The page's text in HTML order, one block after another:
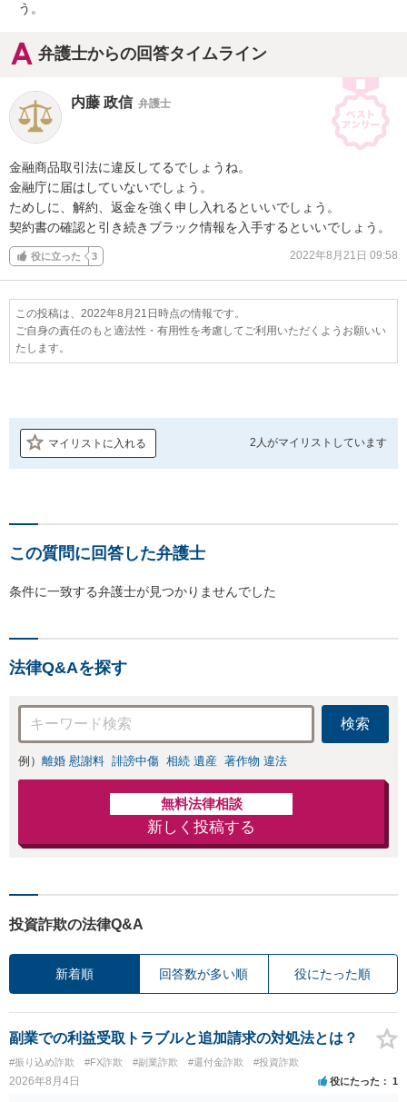
う。
弁護士からの回答タイムライン
内藤 政信 弁護士
金融商品取引法に違反してるでしょうね。
金融庁に届はしていないでしょう。
ためしに、解約、返金を強く申し入れるといいでしょう。
契約書の確認と引き続きブラック情報を入手するといいでしょう。
役に立った 3 2022年8月21日 09:58
この投稿は、2022年8月21日時点の情報です。
ご自身の責任のもと適法性・有用性を考慮してご利用いただくようお願いい
たします。
マイリストに入れる 2人がマイリストしています
この質問に回答した弁護士
条件に一致する弁護士が見つかりませんでした
法律Q&Aを探す
検索
例） 離婚 慰謝料 誹謗中傷 相続 遺産 著作物 違法
無料法律相談
新しく投稿する
投資詐欺の法律Q&A
新着順 回答数が多い順 役にたった順
副業での利益受取トラブルと追加請求の対処法とは？
#振り込め詐欺 #FX詐欺 #副業詐欺 #還付金詐欺 #投資詐欺
2026年8月4日 役にたった 1